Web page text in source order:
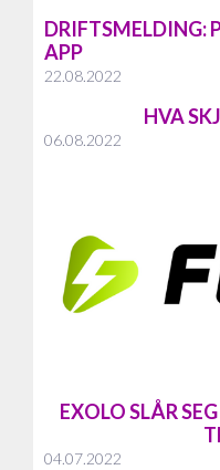
DRIFTSMELDING:
APP
22.08.2022
HVA
06.08.2022
EXOLO SLÅR
04.07.2022